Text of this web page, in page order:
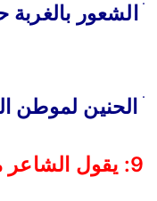
الشعور
الحنين لموطن
9: يقول